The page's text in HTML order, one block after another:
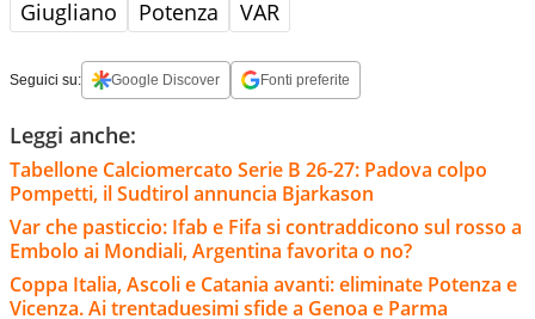
Giugliano Potenza VAR
Seguici su: Google Discover Fonti preferite
Leggi anche:
Tabellone Calciomercato Serie B 26-27: Padova colpo
Pompetti, il Sudtirol annuncia Bjarkason
Var che pasticcio: Ifab e Fifa si contraddicono sul rosso a
Embolo ai Mondiali, Argentina favorita o no?
Coppa Italia, Ascoli e Catania avanti: eliminate Potenza e
Vicenza. Ai trentaduesimi sfide a Genoa e Parma